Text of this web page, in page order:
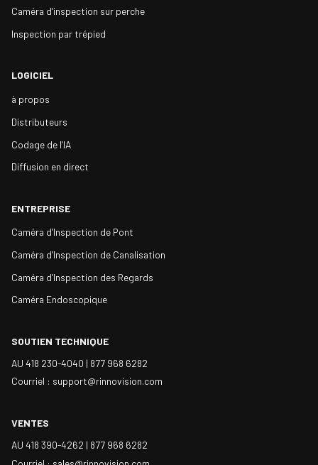
Caméra d'inspection sur perche
Inspection par trépied
LOGICIEL
à propos
Distributeurs
Codage de l'IA
Diffusion en direct
ENTREPRISE
Caméra d'Inspection de Pont
Caméra d'Inspection de Canalisation
Caméra d'Inspection des Regards
Caméra Endoscopique
SOUTIEN TECHNIQUE
AU 418 230-4040 | 877 968 6282
Courriel : support@rinnovision.com
VENTES
AU 418 390-4262 | 877 968 6282